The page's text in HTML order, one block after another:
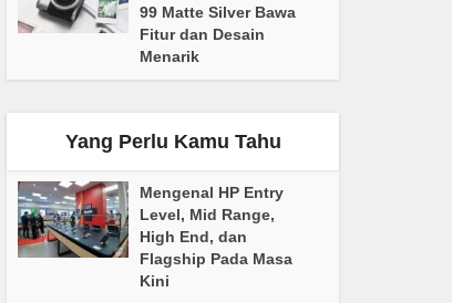
99 Matte Silver Bawa
Fitur dan Desain
Menarik
Yang Perlu Kamu Tahu
Mengenal HP Entry
Level, Mid Range,
High End, dan
Flagship Pada Masa
Kini